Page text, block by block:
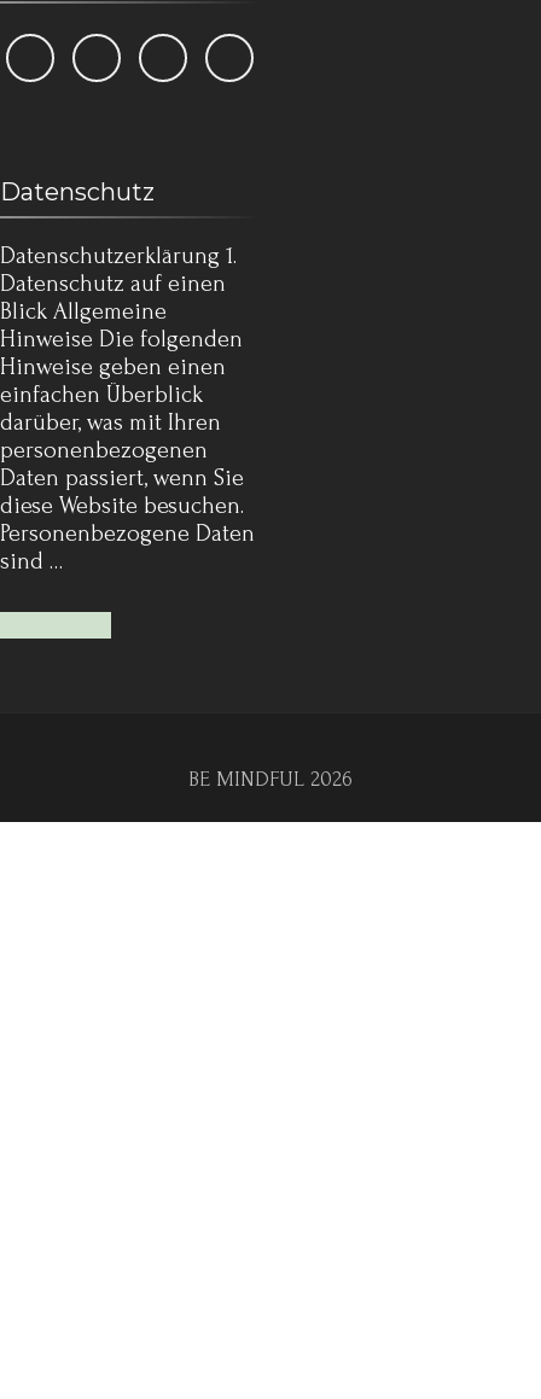
Datenschutz
Datenschutz­erklärung 1.
Datenschutz auf einen
Blick Allgemeine
Hinweise Die folgenden
Hinweise geben einen
einfachen Überblick
darüber, was mit Ihren
personenbezogenen
Daten passiert, wenn Sie
diese Website besuchen.
Personenbezogene Daten
sind …
BE MINDFUL 2026